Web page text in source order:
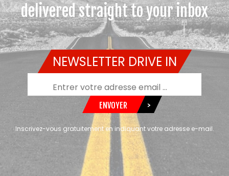
delivered straight to your inbox
NEWSLETTER DRIVE IN
ENVOYER >
Inscrivez-vous gratuitement en indiquant votre adresse e-mail.